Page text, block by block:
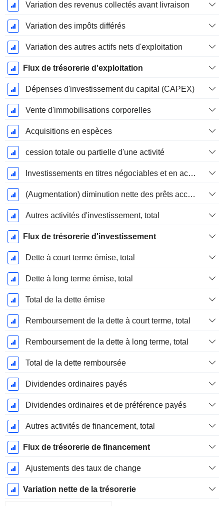
Variation des revenus collectés avant livraison
Variation des impôts différés
Variation des autres actifs nets d'exploitation
Flux de trésorerie d'exploitation
Dépenses d'investissement du capital (CAPEX)
Vente d'immobilisations corporelles
Acquisitions en espèces
cession totale ou partielle d'une activité
Investissements en titres négociables et en actions, total
(Augmentation) diminution nette des prêts accordés / vendus - Investissements
Autres activités d'investissement, total
Flux de trésorerie d'investissement
Dette à court terme émise, total
Dette à long terme émise, total
Total de la dette émise
Remboursement de la dette à court terme, total
Remboursement de la dette à long terme, total
Total de la dette remboursée
Dividendes ordinaires payés
Dividendes ordinaires et de préférence payés
Autres activités de financement, total
Flux de trésorerie de financement
Ajustements des taux de change
Variation nette de la trésorerie